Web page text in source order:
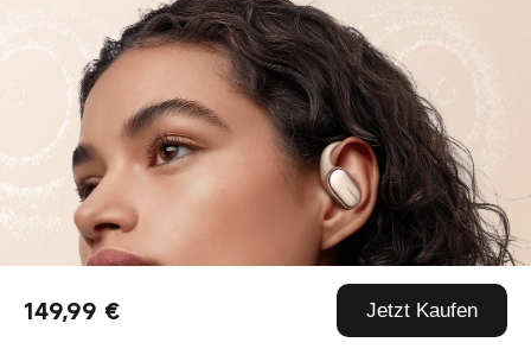
149,99 € Jetzt Kaufen